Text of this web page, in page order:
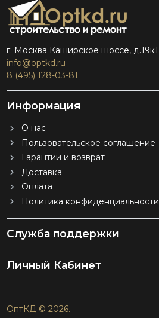
г. Москва Каширское шоссе, д.19к1
info@optkd.ru
8 (495) 128-03-81
Информация
О нас
Пользовательское соглашение
Гарантии и возврат
Доставка
Оплата
Политика конфиденциальности
Служба поддержки
Личный Кабинет
ОптКД © 2026.